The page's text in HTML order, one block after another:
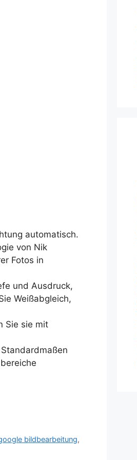
automatisch.
von Nik
Fotos in
und Ausdruck,
Weißabgleich,
Sie sie mit
bildbearbeitung,